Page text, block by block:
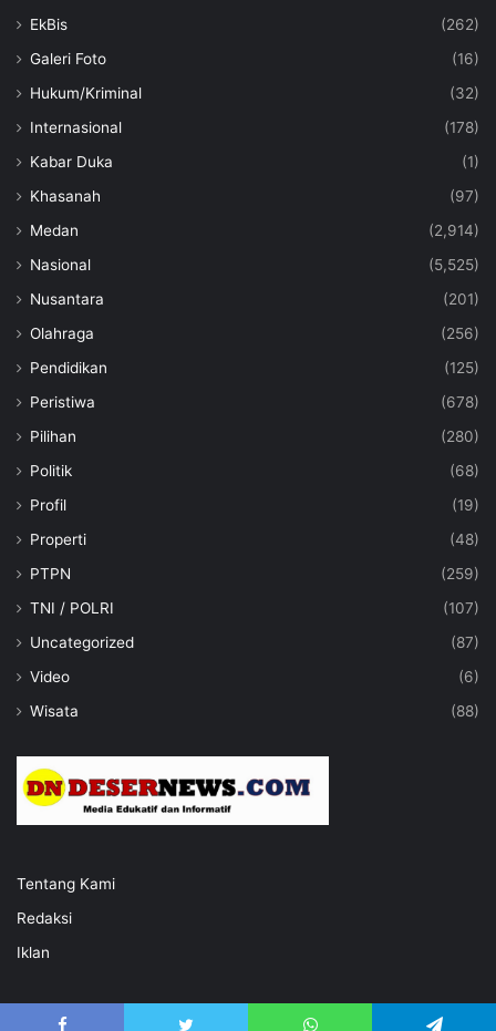
EkBis
(262)
Galeri Foto
(16)
Hukum/Kriminal
(32)
Internasional
(178)
Kabar Duka
(1)
Khasanah
(97)
Medan
(2,914)
Nasional
(5,525)
Nusantara
(201)
Olahraga
(256)
Pendidikan
(125)
Peristiwa
(678)
Pilihan
(280)
Politik
(68)
Profil
(19)
Properti
(48)
PTPN
(259)
TNI / POLRI
(107)
Uncategorized
(87)
Video
(6)
Wisata
(88)
Tentang Kami
Redaksi
Iklan